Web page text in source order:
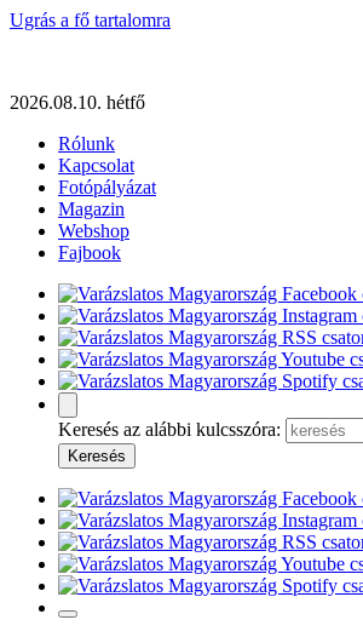
Ugrás a fő tartalomra
2026.08.10. hétfő
Rólunk
Kapcsolat
Fotópályázat
Magazin
Webshop
Fajbook
Keresés az alábbi kulcsszóra: